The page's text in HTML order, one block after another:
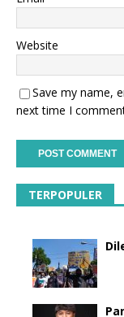
Website
Save my name,
next time I
TERPOPULER